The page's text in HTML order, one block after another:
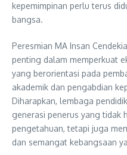
kepemimpinan perlu terus
bangsa.
Peresmian MA Insan
penting dalam memperkuat
yang berorientasi pada
akademik dan pengabdian
Diharapkan, lembaga
generasi penerus yang tidak
pengetahuan, tetapi juga
dan semangat kebangsaan